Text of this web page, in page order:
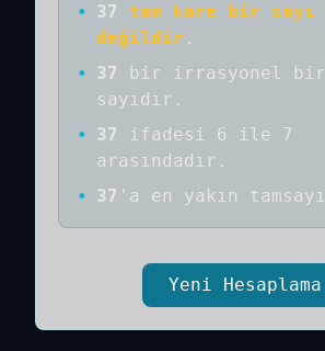
• 37
tam kare bir sayı
değildir .
•
37 bir
irrasyonel bir
sayıdır .
•
37
ifadesi 6 ile 7
arasındadır.
•
37 'a en yakın tamsayı
Yeni Hesaplama